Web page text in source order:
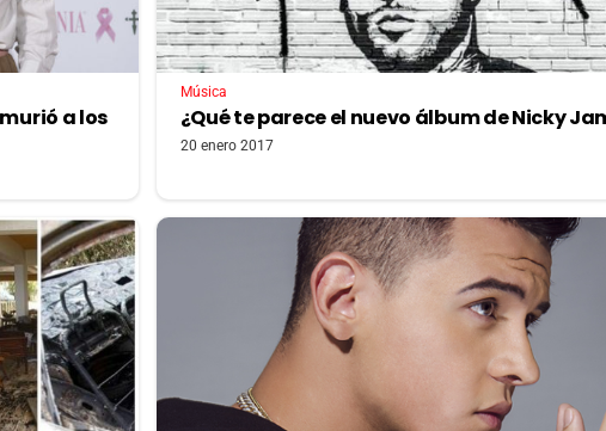
a los
Música
¿Qué te parece el nuevo álbum de Nicky
20 enero 2017